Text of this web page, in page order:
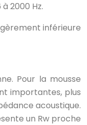
2000 Hz.
inférieure
Pour la mousse
importantes, plus
acoustique.
un Rw proche